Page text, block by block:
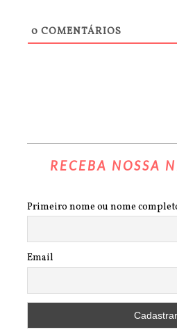
0 COMENTÁRIOS
RECEBA NOSSA
Primeiro nome ou nome
Email